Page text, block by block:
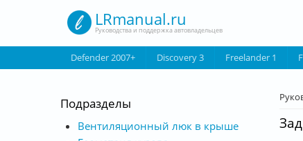
LRmanual.ru
Руководства и поддержка автовладельцев
Defender 2007+ Discovery 3 Freelander 1
Вы
Подразделы
Вентиляционный люк в крыше